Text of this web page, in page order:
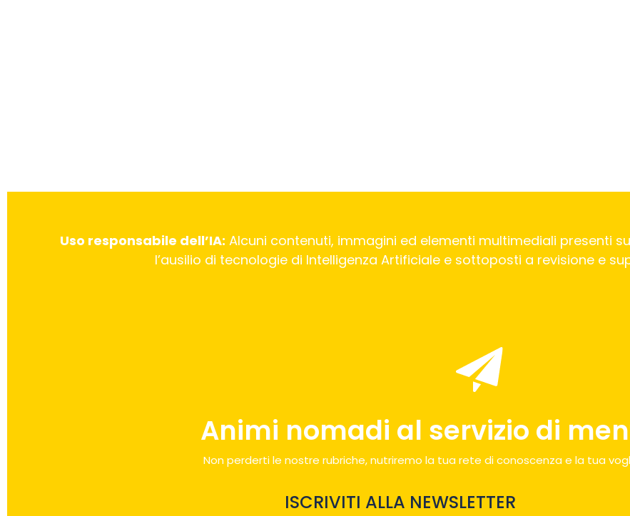
Uso responsabile dell’IA: Alcuni contenuti, immagini ed elementi multimediali presenti su
l’ausilio di tecnologie di Intelligenza Artificiale e sottoposti a revisione e
Animi nomadi al servizio di
Non perderti le nostre rubriche, nutriremo la tua rete di conoscenza e la tua
ISCRIVITI ALLA NEWSLETTER